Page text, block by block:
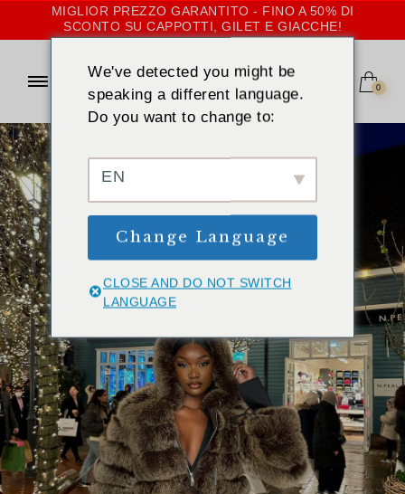
MIGLIOR PREZZO GARANTITO - FINO A 50% DI
SCONTO SU CAPPOTTI, GILET E GIACCHE!
0
We've detected you might be
speaking a different language.
Do you want to change to:
EN
Change Language
CLOSE AND DO NOT SWITCH
LANGUAGE